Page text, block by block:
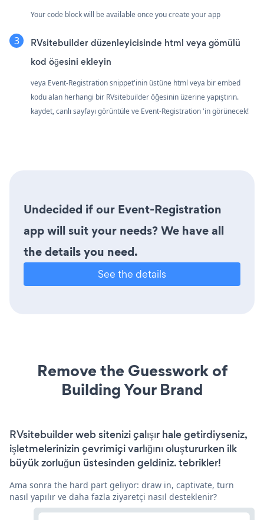
Your code block will be available once you create your app
RVsitebuilder düzenleyicisinde html veya gömülü
kod öğesini ekleyin
veya Event-Registration snippet'inin üstüne html veya bir embed
kodu alan herhangi bir RVsitebuilder öğesinin üzerine yapıştırın.
kaydet, canlı sayfayı görüntüle ve Event-Registration 'in görünecek!
Undecided if our Event-Registration
app will suit your needs? We have all
the details you need.
See the details
Remove the Guesswork of
Building Your Brand
RVsitebuilder web sitenizi çalışır hale getirdiyseniz,
işletmelerinizin çevrimiçi varlığını oluştururken ilk
büyük zorluğun üstesinden geldiniz. tebrikler!
Ama sonra the hard part geliyor: draw in, captivate, turn
nasıl yapılır ve daha fazla ziyaretçi nasıl desteklenir?